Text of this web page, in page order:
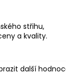
5 z 5 hvězdiček.
střihu,
a kvality.
další